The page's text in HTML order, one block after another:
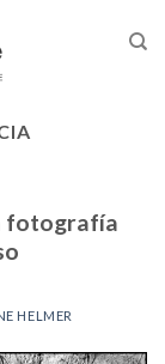
fotografía
HELMER